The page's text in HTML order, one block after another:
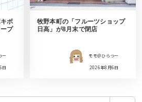
ボ
プ
ー
日
牧野本町の「フルーツショップ
日高」が8月末で閉店
モモ＠ひらつー
2026年8月6日